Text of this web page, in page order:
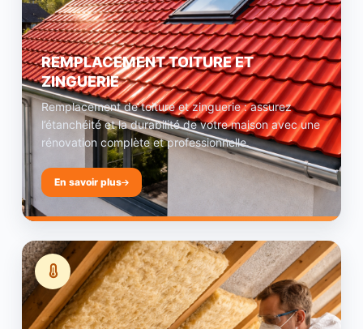
REMPLACEMENT TOITURE ET
ZINGUERIE
Remplacement de toiture et zinguerie : assurez
l’étanchéité et la durabilité de votre maison avec une
rénovation complète et professionnelle.
En savoir plus